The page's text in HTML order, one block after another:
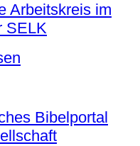
Arbeitskreis im
SELK
Bibelportal